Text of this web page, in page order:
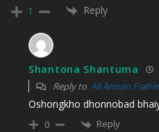
1
Reply
Shantona Shantuma
Reply to Ali Arman
Oshongkho dhonnobad
0 Reply